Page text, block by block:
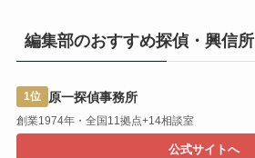
編集部のおすすめ探偵・興信所
1位 原一探偵事務所
創業1974年・全国11拠点+14相談室
公式サイトへ